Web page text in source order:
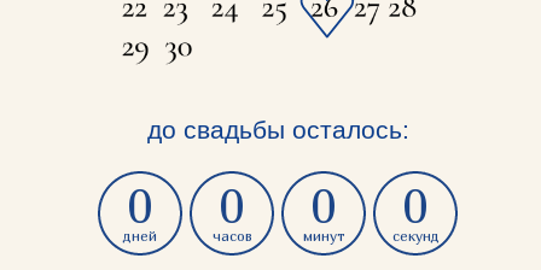
0
дней
0
часов
0
минут
0
секунд
до свадьбы осталось: